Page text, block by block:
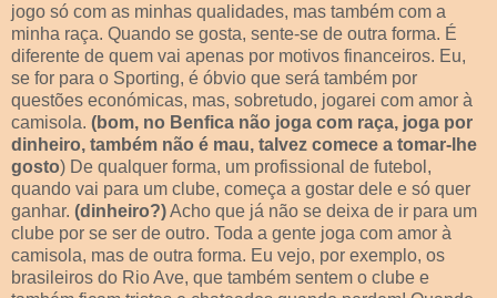
jogo só com as minhas qualidades, mas também com a
minha raça. Quando se gosta, sente-se de outra forma. É
diferente de quem vai apenas por motivos financeiros. Eu,
se for para o Sporting, é óbvio que será também por
questões económicas, mas, sobretudo, jogarei com amor à
camisola. (bom, no Benfica não joga com raça, joga por
dinheiro, também não é mau, talvez comece a tomar-lhe
gosto) De qualquer forma, um profissional de futebol,
quando vai para um clube, começa a gostar dele e só quer
ganhar. (dinheiro?)Acho que já não se deixa de ir para um
clube por se ser de outro. Toda a gente joga com amor à
camisola, mas de outra forma. Eu vejo, por exemplo, os
brasileiros do Rio Ave, que também sentem o clube e